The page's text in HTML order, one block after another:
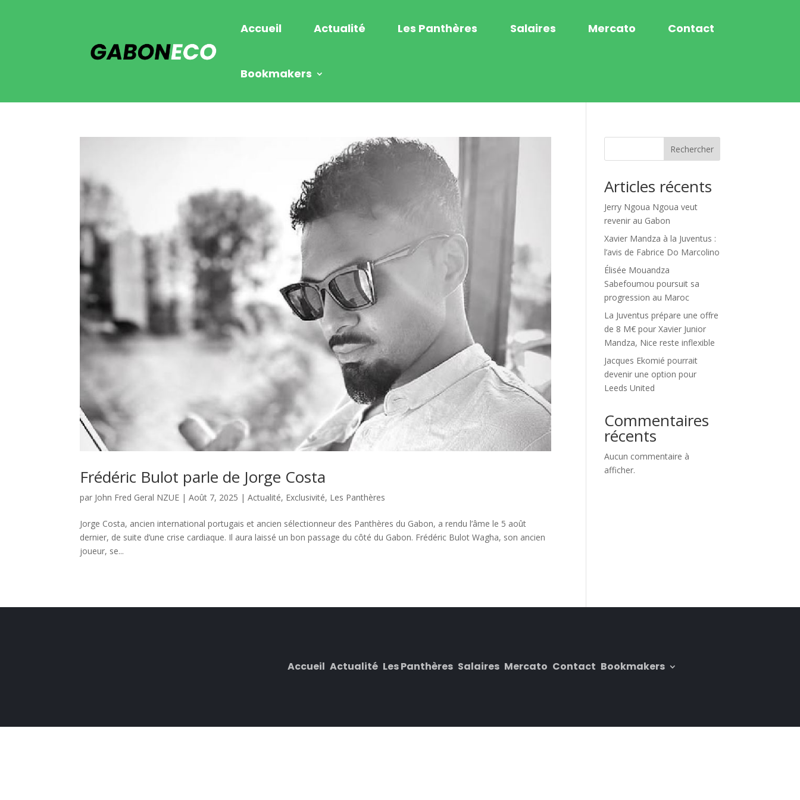
Accueil Actualité Les Panthères Salaires Mercato Contact
Bookmakers
Frédéric Bulot parle de Jorge Costa
par John Fred Geral NZUE |Août 7, 2025 |Actualité, Exclusivité, Les Panthères
Jorge Costa, ancien international portugais et ancien sélectionneur des Panthères du Gabon, a rendu l’âme le 5 août
dernier, de suite d’une crise cardiaque. Il aura laissé un bon passage du côté du Gabon. Frédéric Bulot Wagha, son ancien
joueur, se...
Rechercher
Articles récents
Jerry Ngoua Ngoua veut
revenir au Gabon
Xavier Mandza à la Juventus :
l’avis de Fabrice Do Marcolino
Élisée Mouandza
Sabefoumou poursuit sa
progression au Maroc
La Juventus prépare une offre
de 8 M€ pour Xavier Junior
Mandza, Nice reste inflexible
Jacques Ekomié pourrait
devenir une option pour
Leeds United
Commentaires
récents
Aucun commentaire à
afficher.
Accueil Actualité Les Panthères Salaires Mercato Contact Bookmakers